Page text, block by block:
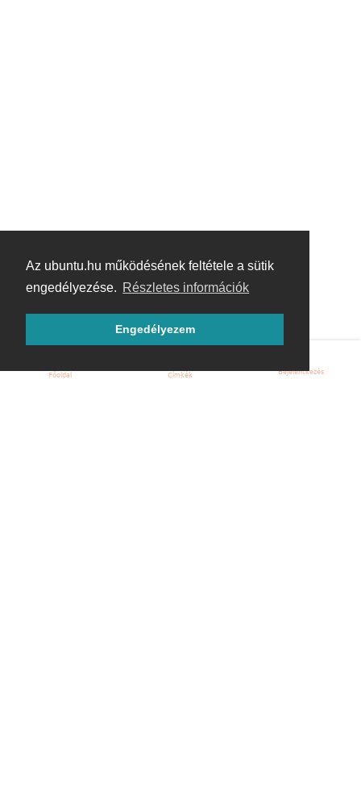
Az ubuntu.hu működésének feltétele a sütik
engedélyezése. Részletes információk
Engedélyezem
Főoldal Címkék Bejelentkezés